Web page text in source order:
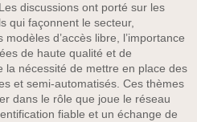
discussions ont porté sur les
qui façonnent le secteur,
d’accès libre, l’importance
de haute qualité et de
la nécessité de mettre en place des
et semi-automatisés. Ces thèmes
dans le rôle que joue le réseau
fiable et un échange de